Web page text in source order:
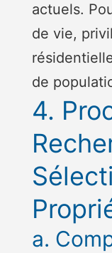
actuels.
de vie,
de
4.
a.